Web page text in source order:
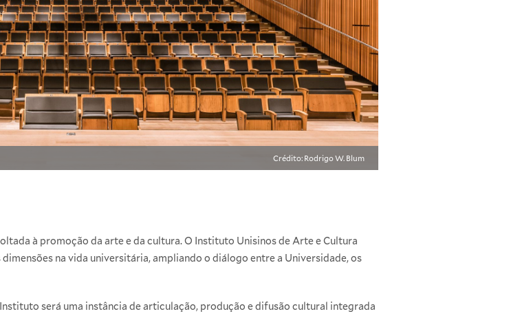
Crédito: Rodrigo W. Blum
à promoção da arte e da cultura. O Instituto Unisinos de Arte e Cultura
na vida universitária, ampliando o diálogo entre a Universidade, os
será uma instância de articulação, produção e difusão cultural integrada